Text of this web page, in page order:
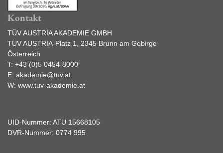
Kontakt
TÜV AUSTRIA AKADEMIE GMBH
TÜV AUSTRIA-Platz 1, 2345 Brunn am Gebirge
Österreich
T: +43 (0)5 0454-8000
E: akademie@tuv.at
W: www.tuv-akademie.at
UID-Nummer: ATU 15668105
DVR-Nummer: 0774 995